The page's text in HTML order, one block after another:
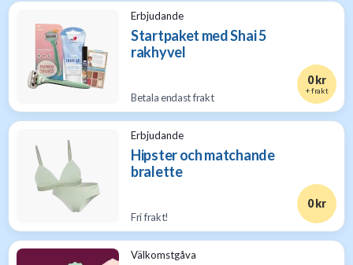
Erbjudande
Startpaket med Shai 5
rakhyvel
Betala endast frakt
0 kr
+ frakt
Erbjudande
Hipster och matchande
bralette
Fri frakt!
0 kr
Välkomstgåva